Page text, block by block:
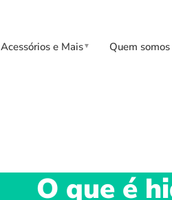
Acessórios e Mais▼ Quem somos
O que é